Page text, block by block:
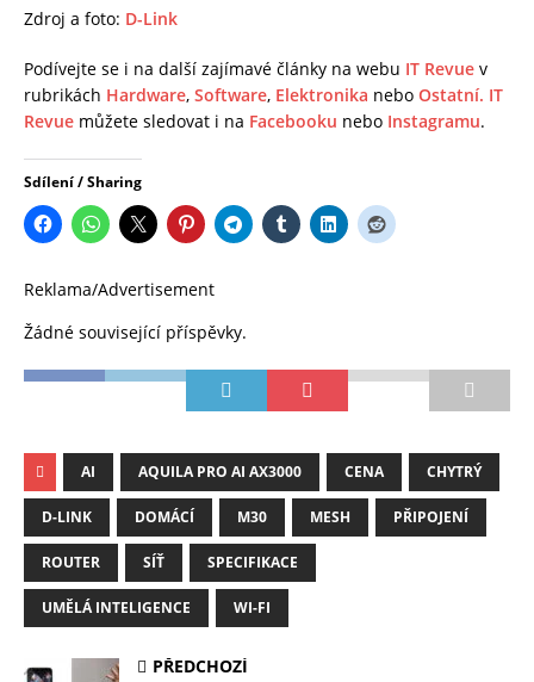
Zdroj a foto: D-Link
Podívejte se i na další zajímavé články na webu IT Revue v
rubrikách Hardware, Software, Elektronika nebo Ostatní. IT
Revue můžete sledovat i na Facebooku nebo Instagramu.
Sdílení / Sharing
Reklama/Advertisement
Žádné související příspěvky.
AI AQUILA PRO AI AX3000 CENA CHYTRÝ
D-LINK DOMÁCÍ M30 MESH PŘIPOJENÍ
ROUTER SÍŤ SPECIFIKACE
UMĚLÁ INTELIGENCE WI-FI
PŘEDCHOZÍ